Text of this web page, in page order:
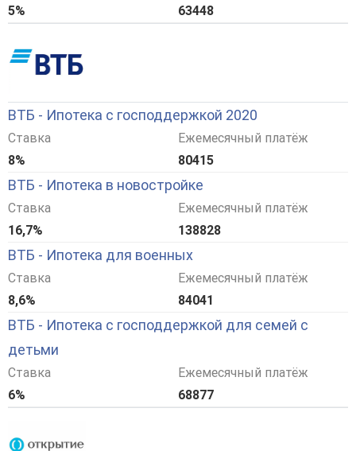
5%
63448
ВТБ - Ипотека с господдержкой 2020
Ставка
8%
Ежемесячный платёж
80415
ВТБ - Ипотека в новостройке
Ставка
16,7%
Ежемесячный платёж
138828
ВТБ - Ипотека для военных
Ставка
8,6%
Ежемесячный платёж
84041
ВТБ - Ипотека с господдержкой для семей с
детьми
Ставка
6%
Ежемесячный платёж
68877